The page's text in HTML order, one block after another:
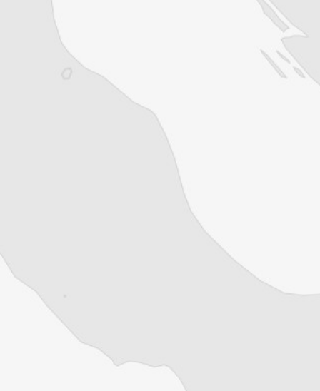
Cofondateur et co-rédacteur en chef du
Courrier des Balkans, Jean-Arnault Dérens
est agrégé d’histoire, devenu journaliste et
écrivain. Il a longtemps vécu au
Monténégro, en Serbie puis en Macédoine
et partage désormais son temps entre la
Bretagne et les Balkans. Il est l’auteur d’une
quinzaine de livres sur la région, essais ou
récits de voyage.
Cofondateur et co-rédacteur en chef du
Courrier des Balkans, Jean-Arnault Dérens
est agrégé d’histoire, devenu journaliste et